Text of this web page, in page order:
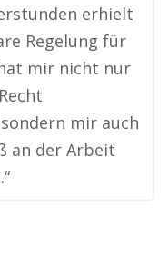
erhielt
Regelung für
mir nicht nur
mir auch
an der Arbeit